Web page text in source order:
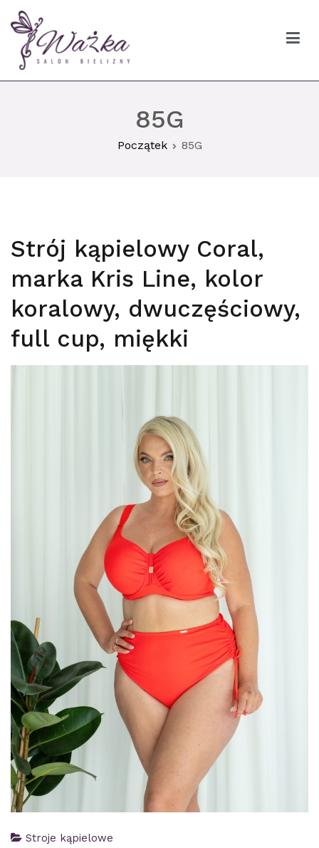
Przejdź
do
treści
Ważka biustonosze Gdańsk
85G
Początek 85G
Strój kąpielowy Coral,
marka Kris Line, kolor
koralowy, dwuczęściowy,
full cup, miękki
Stroje kąpielowe